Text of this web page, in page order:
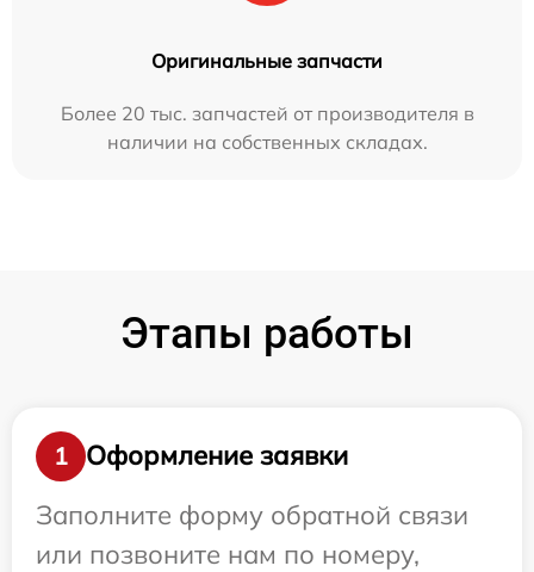
Оригинальные запчасти
Более 20 тыс. запчастей от производителя в
наличии на собственных складах.
Этапы работы
1
Оформление заявки
Заполните форму обратной связи
или позвоните нам по номеру,